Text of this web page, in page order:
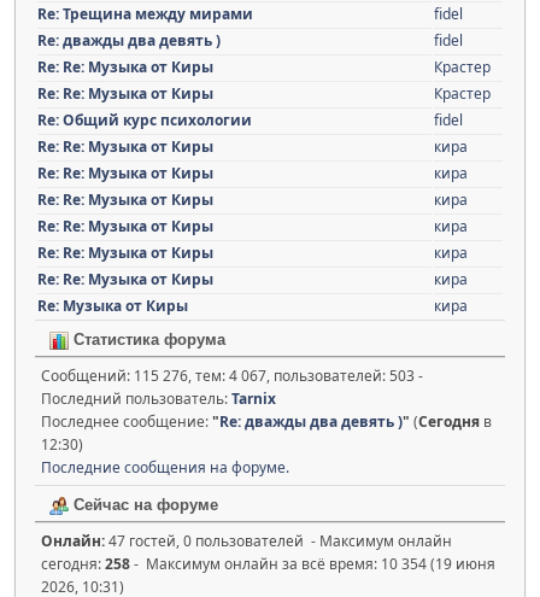
Re: Трещина между мирами
fidel
Re: дважды два девять )
fidel
Re: Re: Музыка от Киры
Крастер
Re: Re: Музыка от Киры
Крастер
Re: Общий курс психологии
fidel
Re: Re: Музыка от Киры
кира
Re: Re: Музыка от Киры
кира
Re: Re: Музыка от Киры
кира
Re: Re: Музыка от Киры
кира
Re: Re: Музыка от Киры
кира
Re: Re: Музыка от Киры
кира
Re: Музыка от Киры
кира
Статистика форума
Сообщений: 115 276, тем: 4 067, пользователей: 503 -
Последний пользователь:Tarnix
Последнее сообщение:"Re: дважды два девять )" (Сегодня в
12:30)
Последние сообщения на форуме.
Сейчас на форуме
Онлайн:47 гостей, 0 пользователей - Максимум онлайн
сегодня:258- Максимум онлайн за всё время: 10 354 (19 июня
2026, 10:31)